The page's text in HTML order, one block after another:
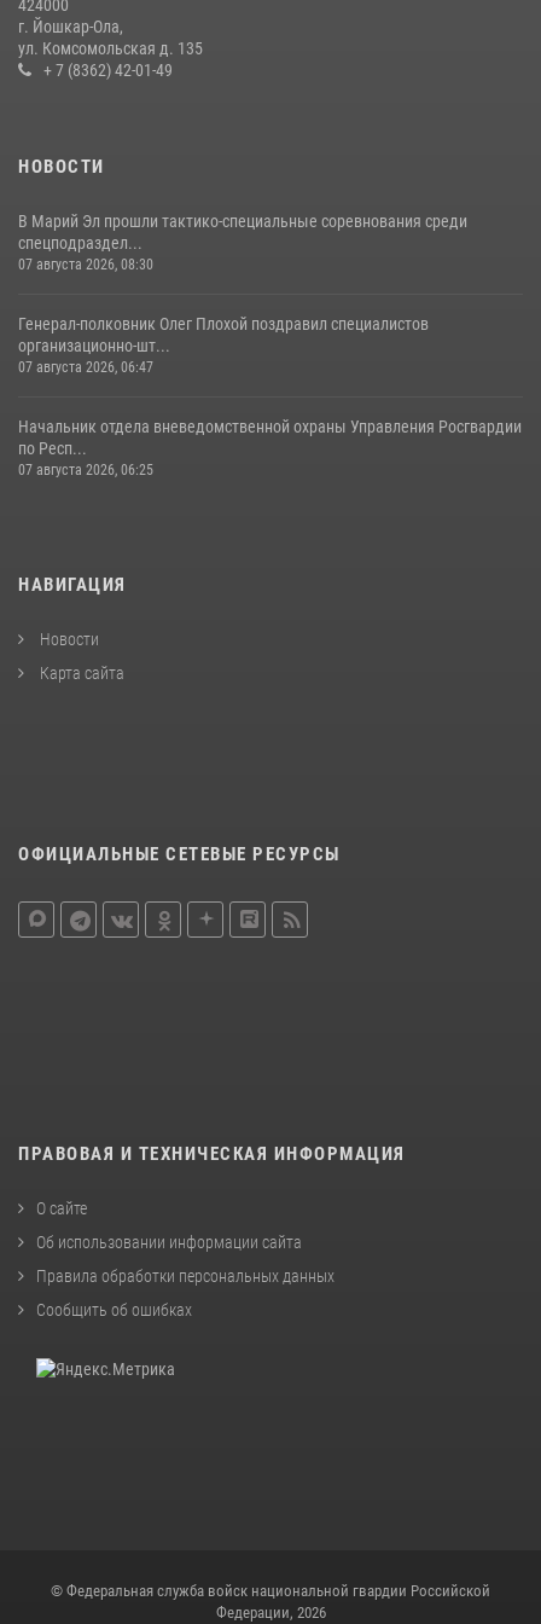
09 июля 2026, 06:04
Управление Росгвардии по Республике Марий Эл продолжает
424000
г. Йошкар-Ола,
ул. Комсомольская д. 135
+ 7 (8362) 42-01-49
НОВОСТИ
В Марий Эл прошли тактико-специальные соревнования среди
спецподраздел...
07 августа 2026, 08:30
Генерал-полковник Олег Плохой поздравил специалистов
организационно-шт...
07 августа 2026, 06:47
Начальник отдела вневедомственной охраны Управления Росгвардии
по Респ...
07 августа 2026, 06:25
НАВИГАЦИЯ
Новости
Карта сайта
ОФИЦИАЛЬНЫЕ СЕТЕВЫЕ РЕСУРСЫ
ПРАВОВАЯ И ТЕХНИЧЕСКАЯ ИНФОРМАЦИЯ
О сайте
Об использовании информации сайта
Правила обработки персональных данных
Сообщить об ошибках
© Федеральная служба войск национальной гвардии Российской
Федерации, 2026